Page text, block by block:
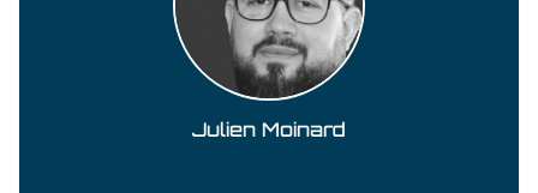
Julien Moinard